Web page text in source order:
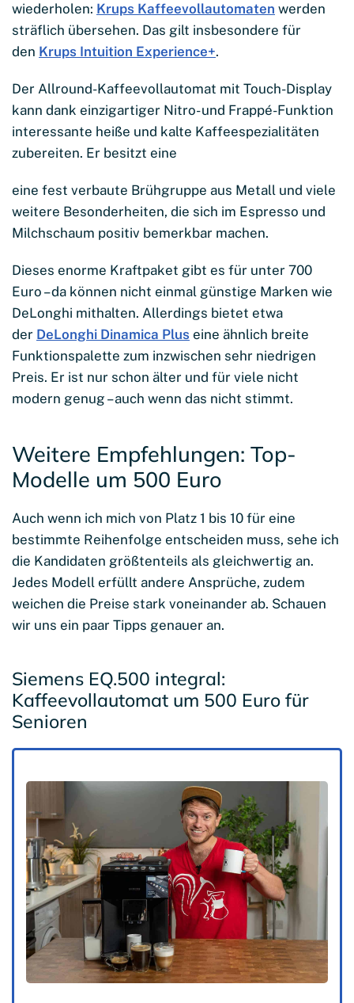
wiederholen: Krups Kaffeevollautomaten werden
sträflich übersehen. Das gilt insbesondere für
den Krups Intuition Experience+.
Der Allround-Kaffeevollautomat mit Touch-Display
kann dank einzigartiger Nitro- und Frappé-Funktion
interessante heiße und kalte Kaffeespezialitäten
zubereiten. Er besitzt eine
eine fest verbaute Brühgruppe aus Metall und viele
weitere Besonderheiten, die sich im Espresso und
Milchschaum positiv bemerkbar machen.
Dieses enorme Kraftpaket gibt es für unter 700
Euro – da können nicht einmal günstige Marken wie
DeLonghi mithalten. Allerdings bietet etwa
der DeLonghi Dinamica Plus eine ähnlich breite
Funktionspalette zum inzwischen sehr niedrigen
Preis. Er ist nur schon älter und für viele nicht
modern genug – auch wenn das nicht stimmt.
Weitere Empfehlungen: Top-
Modelle um 500 Euro
Auch wenn ich mich von Platz 1 bis 10 für eine
bestimmte Reihenfolge entscheiden muss, sehe ich
die Kandidaten größtenteils als gleichwertig an.
Jedes Modell erfüllt andere Ansprüche, zudem
weichen die Preise stark voneinander ab. Schauen
wir uns ein paar Tipps genauer an.
Siemens EQ.500 integral:
Kaffeevollautomat um 500 Euro für
Senioren